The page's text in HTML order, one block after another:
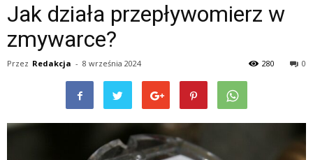
Jak działa przepływomierz w
zmywarce?
Przez Redakcja - 8 września 2024 0
280